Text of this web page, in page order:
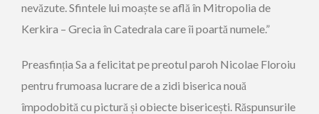
nevăzute. Sfintele lui moaște se află în Mitropolia de
Kerkira – Grecia în Catedrala care îi poartă numele.”
Preasfinția Sa a felicitat pe preotul paroh Nicolae Floroiu
pentru frumoasa lucrare de a zidi biserica nouă
împodobită cu pictură și obiecte bisericești. Răspunsurile